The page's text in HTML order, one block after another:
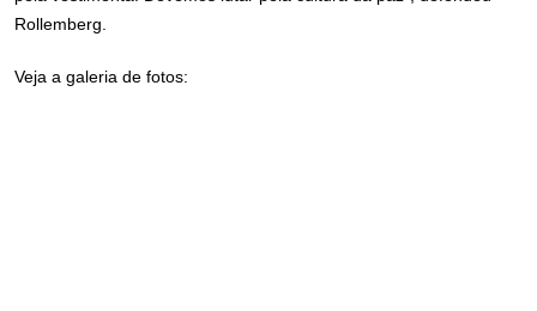
Rollemberg.
Veja a galeria de fotos: